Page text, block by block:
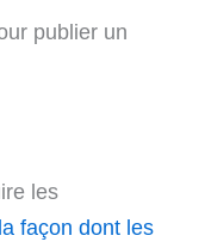
publier un
les
façon dont les